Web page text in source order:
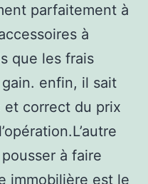
parfaitement à
à
que les frais
enfin, il sait
et correct du prix
à faire
immobilière est le